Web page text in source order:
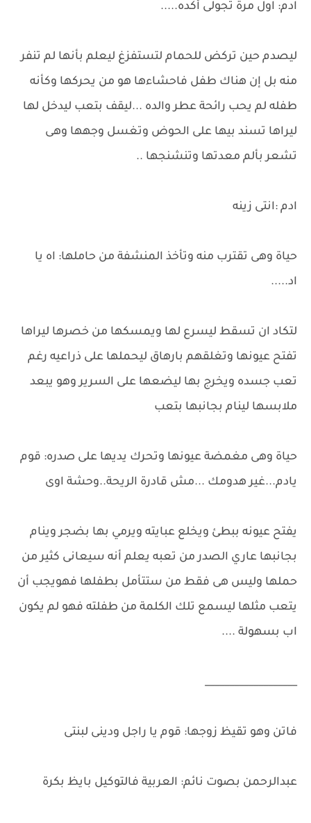
ادم: اول مرة تجولى أكده.....
ليصدم حين تركض للحمام لتستفزغ ليعلم بأنها لم تنفر
منه بل إن هناك طفل فاحشاءها هو من يحركها وكأنه
طفله لم يحب رائحة عطر والده ...ليقف بتعب ليدخل لها
ليراها تسند بيها على الحوض وتغسل وجهها وهى
تشعر بألم معدتها وتنشنجها ..
ادم :انتى زينه
حياة وهى تقترب منه وتأخذ المنشفة من حاملها: اه يا
اد.....
لتكاد ان تسقط ليسرع لها ويمسكها من خصرها ليراها
تفتح عيونها وتغلقهم بارهاق ليحملها على ذراعيه رغم
تعب جسده ويخرج بها ليضعها على السرير وهو يبعد
ملابسها لينام بجانبها بتعب
حياة وهى مغمضة عيونها وتحرك يديها على صدره: قوم
يادم...غير هدومك ...مش قادرة الريحة..وحشة اوى
يفتح عيونه ببطئ ويخلع عبايته ويرمي بها بضجر وينام
بجانبها عاري الصدر من تعبه يعلم أنه سيعانى كثير من
حملها وليس هى فقط من ستتأمل بطفلها فهويجب أن
يتعب مثلها ليسمع تلك الكلمة من طفلته فهو لم يكون
اب بسهولة ....
___________________
فاتن وهو تقيظ زوجها: قوم يا راجل ودينى لبنتى
عبدالرحمن بصوت نائم: العربية فالتوكيل بايظ بكرة